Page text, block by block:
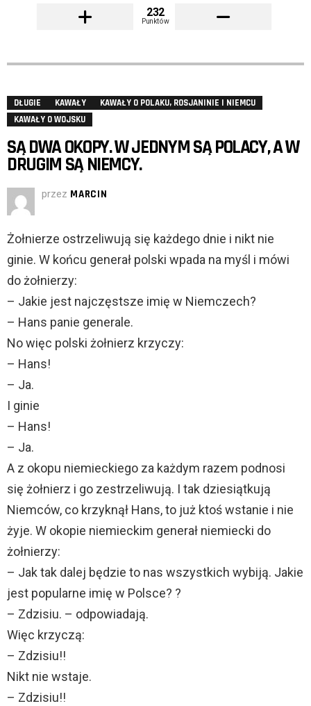
232
Punktów
DŁUGIE KAWAŁY
KAWAŁY O POLAKU, ROSJANINIE I NIEMCU
KAWAŁY O WOJSKU
SĄ DWA OKOPY. W JEDNYM SĄ POLACY, A W
DRUGIM SĄ NIEMCY.
przez MARCIN
Żołnierze ostrzeliwują się każdego dnie i nikt nie
ginie. W końcu generał polski wpada na myśl i mówi
do żołnierzy:
– Jakie jest najczęstsze imię w Niemczech?
– Hans panie generale.
No więc polski żołnierz krzyczy:
– Hans!
– Ja.
I ginie
– Hans!
– Ja.
A z okopu niemieckiego za każdym razem podnosi
się żołnierz i go zestrzeliwują. I tak dziesiątkują
Niemców, co krzyknął Hans, to już ktoś wstanie i nie
żyje. W okopie niemieckim generał niemiecki do
żołnierzy:
– Jak tak dalej będzie to nas wszystkich wybiją. Jakie
jest popularne imię w Polsce? ?
– Zdzisiu. – odpowiadają.
Więc krzyczą:
– Zdzisiu!!
Nikt nie wstaje.
– Zdzisiu!!